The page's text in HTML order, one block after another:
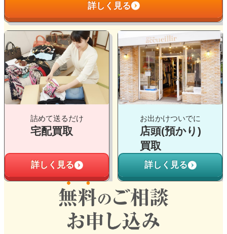
詳しく見る
ク
詰めて送るだけ
宅配買取
詳しく見る
グ
ル
ー
プ
リ
ン
ク
お出かけついでに
店頭(預かり)
買取
詳しく見る
グ
ル
ー
プ
リ
ン
ク